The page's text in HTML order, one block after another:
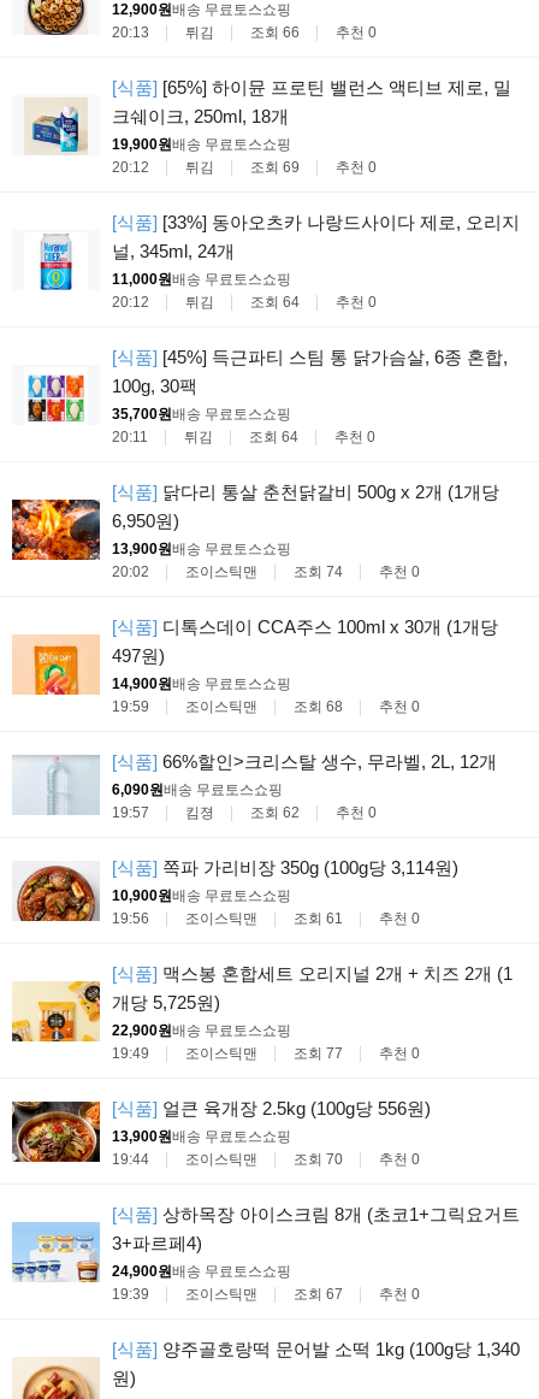
12,900원배송 무료토스쇼핑
20:13
튀김 조회 66 추천 0
[식품] [65%] 하이뮨 프로틴 밸런스 액티브 제로, 밀
크쉐이크, 250ml, 18개
19,900원배송 무료토스쇼핑
20:12
튀김 조회 69 추천 0
[식품] [33%] 동아오츠카 나랑드사이다 제로, 오리지
널, 345ml, 24개
11,000원배송 무료토스쇼핑
20:12
튀김 조회 64 추천 0
[식품] [45%] 득근파티 스팀 통 닭가슴살, 6종 혼합,
100g, 30팩
35,700원배송 무료토스쇼핑
20:11
튀김 조회 64 추천 0
[식품] 닭다리 통살 춘천닭갈비 500g x 2개 (1개당
6,950원)
13,900원배송 무료토스쇼핑
20:02
조이스틱맨 조회 74 추천 0
[식품] 디톡스데이 CCA주스 100ml x 30개 (1개당
497원)
14,900원배송 무료토스쇼핑
19:59
조이스틱맨 조회 68 추천 0
[식품] 66%할인>크리스탈 생수, 무라벨, 2L, 12개
6,090원배송 무료토스쇼핑
19:57
킴졍 조회 62 추천 0
[식품] 쪽파 가리비장 350g (100g당 3,114원)
10,900원배송 무료토스쇼핑
19:56
조이스틱맨 조회 61 추천 0
[식품] 맥스봉 혼합세트 오리지널 2개 + 치즈 2개 (1
개당 5,725원)
22,900원배송 무료토스쇼핑
19:49
조이스틱맨 조회 77 추천 0
[식품] 얼큰 육개장 2.5kg (100g당 556원)
13,900원배송 무료토스쇼핑
19:44
조이스틱맨 조회 70 추천 0
[식품] 상하목장 아이스크림 8개 (초코1+그릭요거트
3+파르페4)
24,900원배송 무료토스쇼핑
19:39
조이스틱맨 조회 67 추천 0
[식품] 양주골호랑떡 문어발 소떡 1kg (100g당 1,340
원)